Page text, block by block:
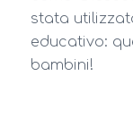
stata
educativo:
bambini!